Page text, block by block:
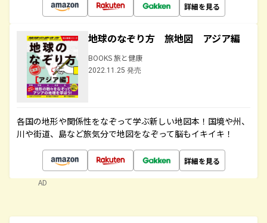
詳細を見る
地球のなぞり方 旅地図 アジア編
BOOKS 旅と健康
2022.11.25 発売
各国の地形や関係性をなぞって学ぶ新しい地図本！国境や州、
川や街道、島など旅気分で地図をなぞって脳もイキイキ！
詳細を見る
AD